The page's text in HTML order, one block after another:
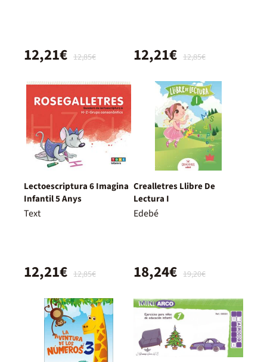
12,85€
12,21€ 12,85€
12,21€
Lectoescriptura 6 Imagina
Infantil 5 Anys
Text
12,85€
12,21€
Crealletres Llibre De
Lectura I
Edebé
19,20€
18,24€